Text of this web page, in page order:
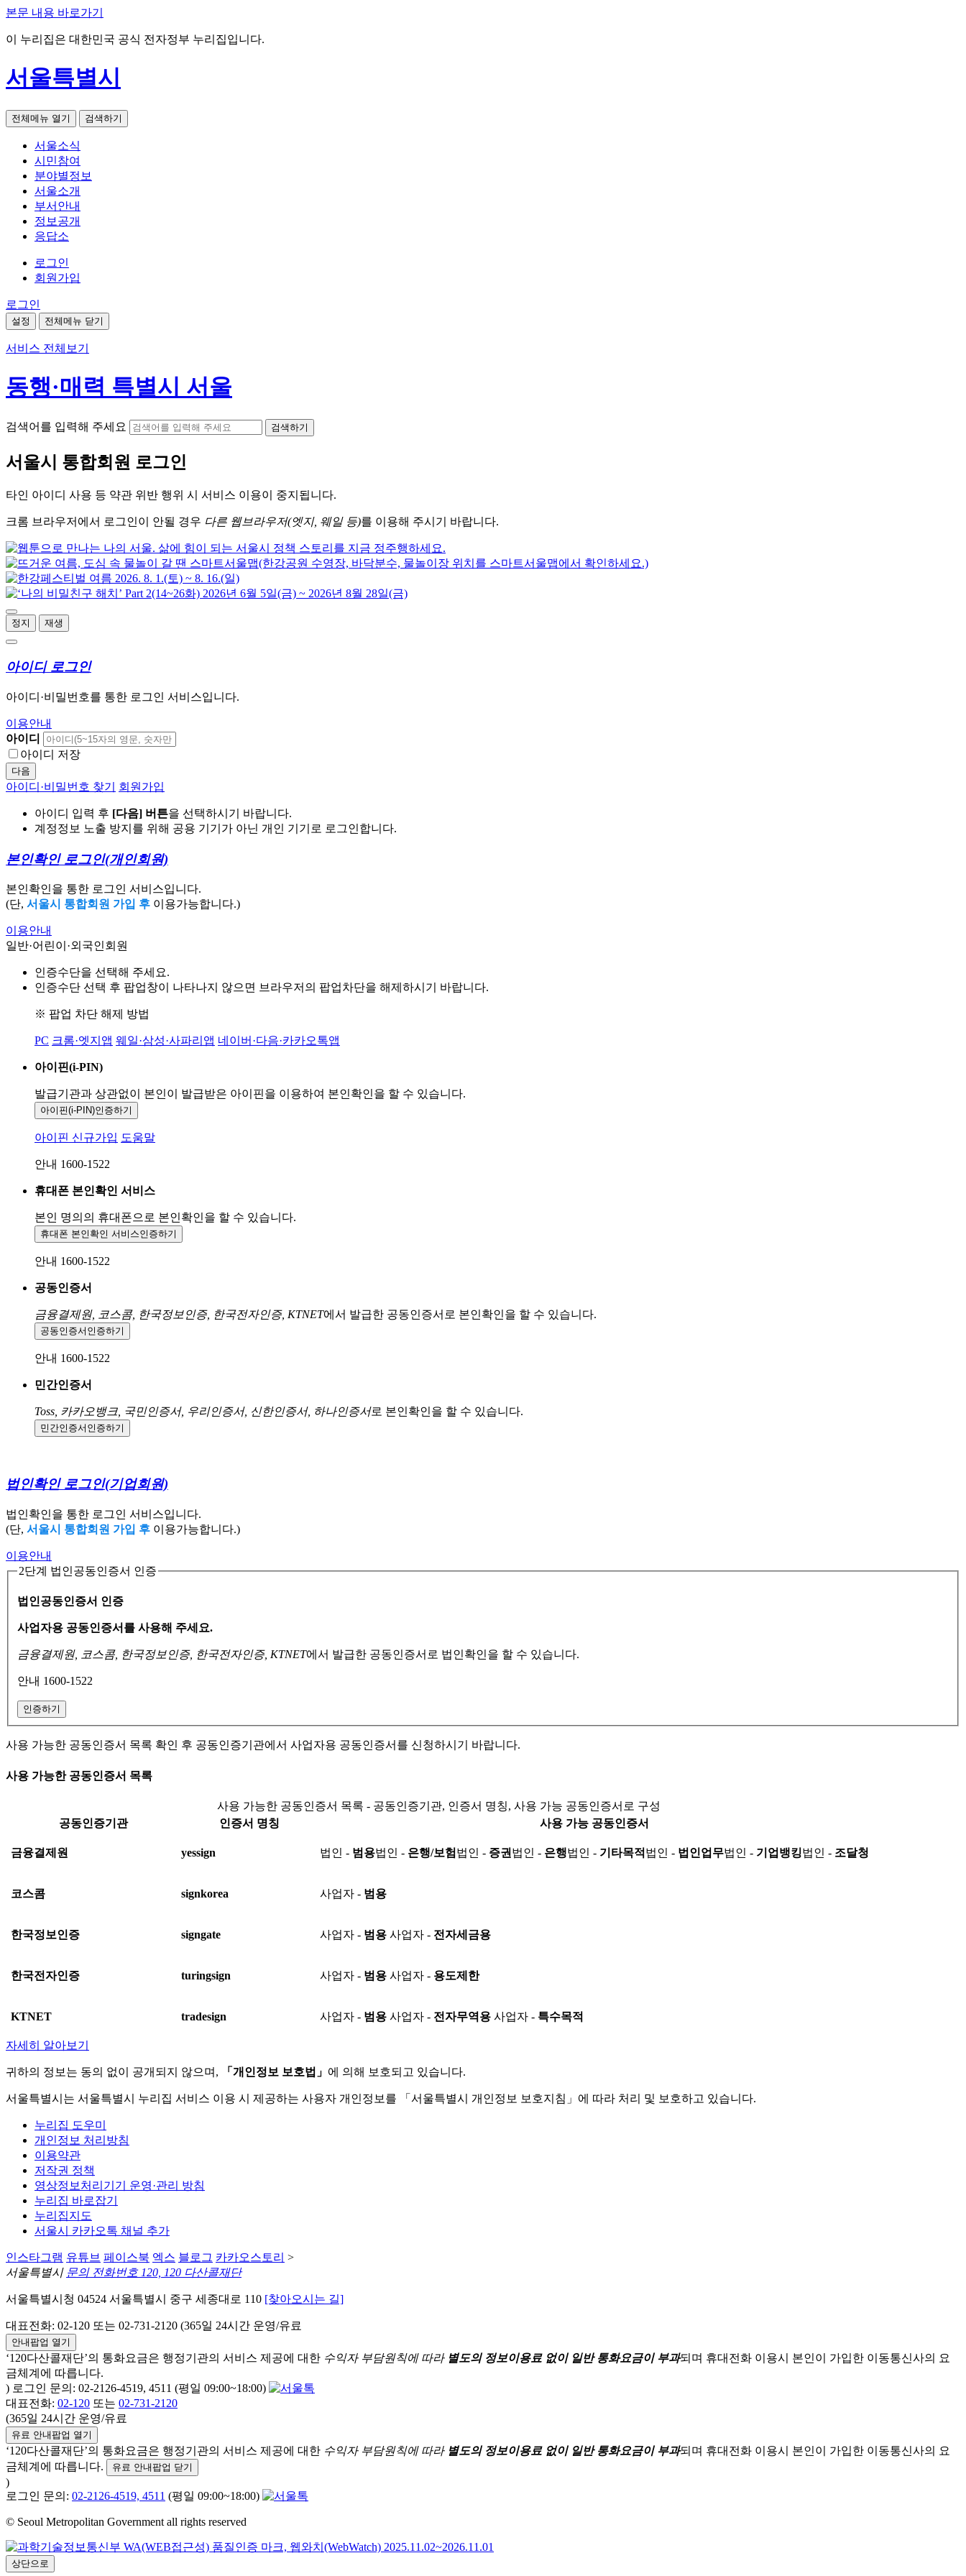
본문 내용 바로가기
이 누리집은 대한민국 공식 전자정부 누리집입니다.
서울특별시
전체메뉴 열기 검색하기
서울소식
시민참여
분야별정보
서울소개
부서안내
정보공개
응답소
로그인
회원가입
로그인
설정 전체메뉴 닫기
서비스 전체보기
동행·매력 특별시 서울
검색어를 입력해 주세요 검색하기
서울시 통합회원 로그인
타인 아이디 사용 등 약관 위반 행위 시 서비스 이용이 중지됩니다.
크롬 브라우저에서 로그인이 안될 경우 다른 웹브라우저(엣지, 웨일 등)를 이용해 주시기 바랍니다.
정지 재생
아이디 로그인
아이디·비밀번호를 통한 로그인 서비스입니다.
이용안내
아이디
아이디 저장
다음
아이디·비밀번호 찾기 회원가입
아이디 입력 후 [다음] 버튼을 선택하시기 바랍니다.
계정정보 노출 방지를 위해 공용 기기가 아닌 개인 기기로 로그인합니다.
본인확인 로그인(개인회원)
본인확인을 통한 로그인 서비스입니다.
(단, 서울시 통합회원 가입 후 이용가능합니다.)
이용안내
일반·어린이·외국인회원
인증수단을 선택해 주세요.
인증수단 선택 후 팝업창이 나타나지 않으면 브라우저의 팝업차단을 해제하시기 바랍니다.
※ 팝업 차단 해제 방법
PC 크롬·엣지앱 웨일·삼성·사파리앱 네이버·다음·카카오톡앱
아이핀(i-PIN)
발급기관과 상관없이 본인이 발급받은 아이핀을 이용하여 본인확인을 할 수 있습니다.
아이핀(i-PIN)인증하기
아이핀 신규가입 도움말
안내 1600-1522
휴대폰 본인확인 서비스
본인 명의의 휴대폰으로 본인확인을 할 수 있습니다.
휴대폰 본인확인 서비스인증하기
안내 1600-1522
공동인증서
금융결제원, 코스콤, 한국정보인증, 한국전자인증, KTNET에서 발급한 공동인증서로 본인확인을 할 수 있습니다.
공동인증서 인증하기
안내 1600-1522
민간인증서
Toss, 카카오뱅크, 국민인증서, 우리인증서, 신한인증서, 하나인증서로 본인확인을 할 수 있습니다.
민간인증서 인증하기
법인확인 로그인(기업회원)
법인확인을 통한 로그인 서비스입니다.
(단, 서울시 통합회원 가입 후 이용가능합니다.)
이용안내
2단계 법인공동인증서 인증
법인공동인증서 인증
사업자용 공동인증서를 사용해 주세요.
금융결제원, 코스콤, 한국정보인증, 한국전자인증, KTNET에서 발급한 공동인증서로 법인확인을 할 수 있습니다.
안내 1600-1522
인증하기
사용 가능한 공동인증서 목록 확인 후 공동인증기관에서 사업자용 공동인증서를 신청하시기 바랍니다.
사용 가능한 공동인증서 목록
사용 가능한 공동인증서 목록 - 공동인증기관, 인증서 명칭, 사용 가능 공동인증서로 구성
공동인증기관
인증서 명칭 사용 가능 공동인증서
금융결제원 yessign 법인 - 범용법인 - 은행/보험 법인 - 증권 법인 - 은행법인 - 기타목적 법인 - 법인업무법인 - 기업뱅킹법인 - 조달청
코스콤 signkorea 사업자 - 범용
한국정보인증 signgate 사업자 - 범용 사업자 - 전자세금용
한국전자인증 turingsign 사업자 - 범용 사업자 - 용도제한
KTNET tradesign 사업자 - 범용 사업자 - 전자무역용 사업자 - 특수목적
자세히 알아보기
귀하의 정보는 동의 없이 공개되지 않으며, 「개인정보 보호법」 에 의해 보호되고 있습니다.
서울특별시는 서울특별시 누리집 서비스 이용 시 제공하는 사용자 개인정보를 「서울특별시 개인정보 보호지침」에 따라 처리 및 보호하고 있습니다.
누리집 도우미
개인정보 처리방침
이용약관
저작권 정책
영상정보처리기기 운영·관리 방침
누리집 바로잡기
누리집지도
서울시 카카오톡 채널 추가
인스타그램 유튜브 페이스북 엑스 블로그 카카오스토리 >
서울특별시 문의 전화번호 120, 120 다산콜재단
서울특별시청 04524 서울특별시 중구 세종대로 110 [찾아오시는 길]
대표전화: 02-120 또는 02-731-2120 (365일 24시간 운영/유료
안내팝업 열기
‘120다산콜재단’의 통화요금은 행정기관의 서비스 제공에 대한 수익자 부담원칙에 따라 별도의 정보이용료 없이 일반 통화요금이 부과되며 휴대전화 이용시 본인이 가입한 이동통신사의 요
금체계에 따릅니다.
) 로그인 문의: 02-2126-4519, 4511 (평일 09:00~18:00)
대표전화: 02-120 또는 02-731-2120
(365일 24시간 운영/유료
유료 안내팝업 열기
‘120다산콜재단’의 통화요금은 행정기관의 서비스 제공에 대한 수익자 부담원칙에 따라 별도의 정보이용료 없이 일반 통화요금이 부과되며 휴대전화 이용시 본인이 가입한 이동통신사의 요
금체계에 따릅니다.
유료 안내팝업 닫기
)
로그인 문의: 02-2126-4519, 4511 (평일 09:00~18:00)
© Seoul Metropolitan Government all rights reserved
상단으로